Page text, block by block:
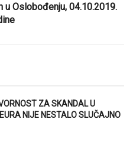
u Oslobođenju, 04.10.2019.
ZA SKANDAL U
NIJE NESTALO SLUČAJNO